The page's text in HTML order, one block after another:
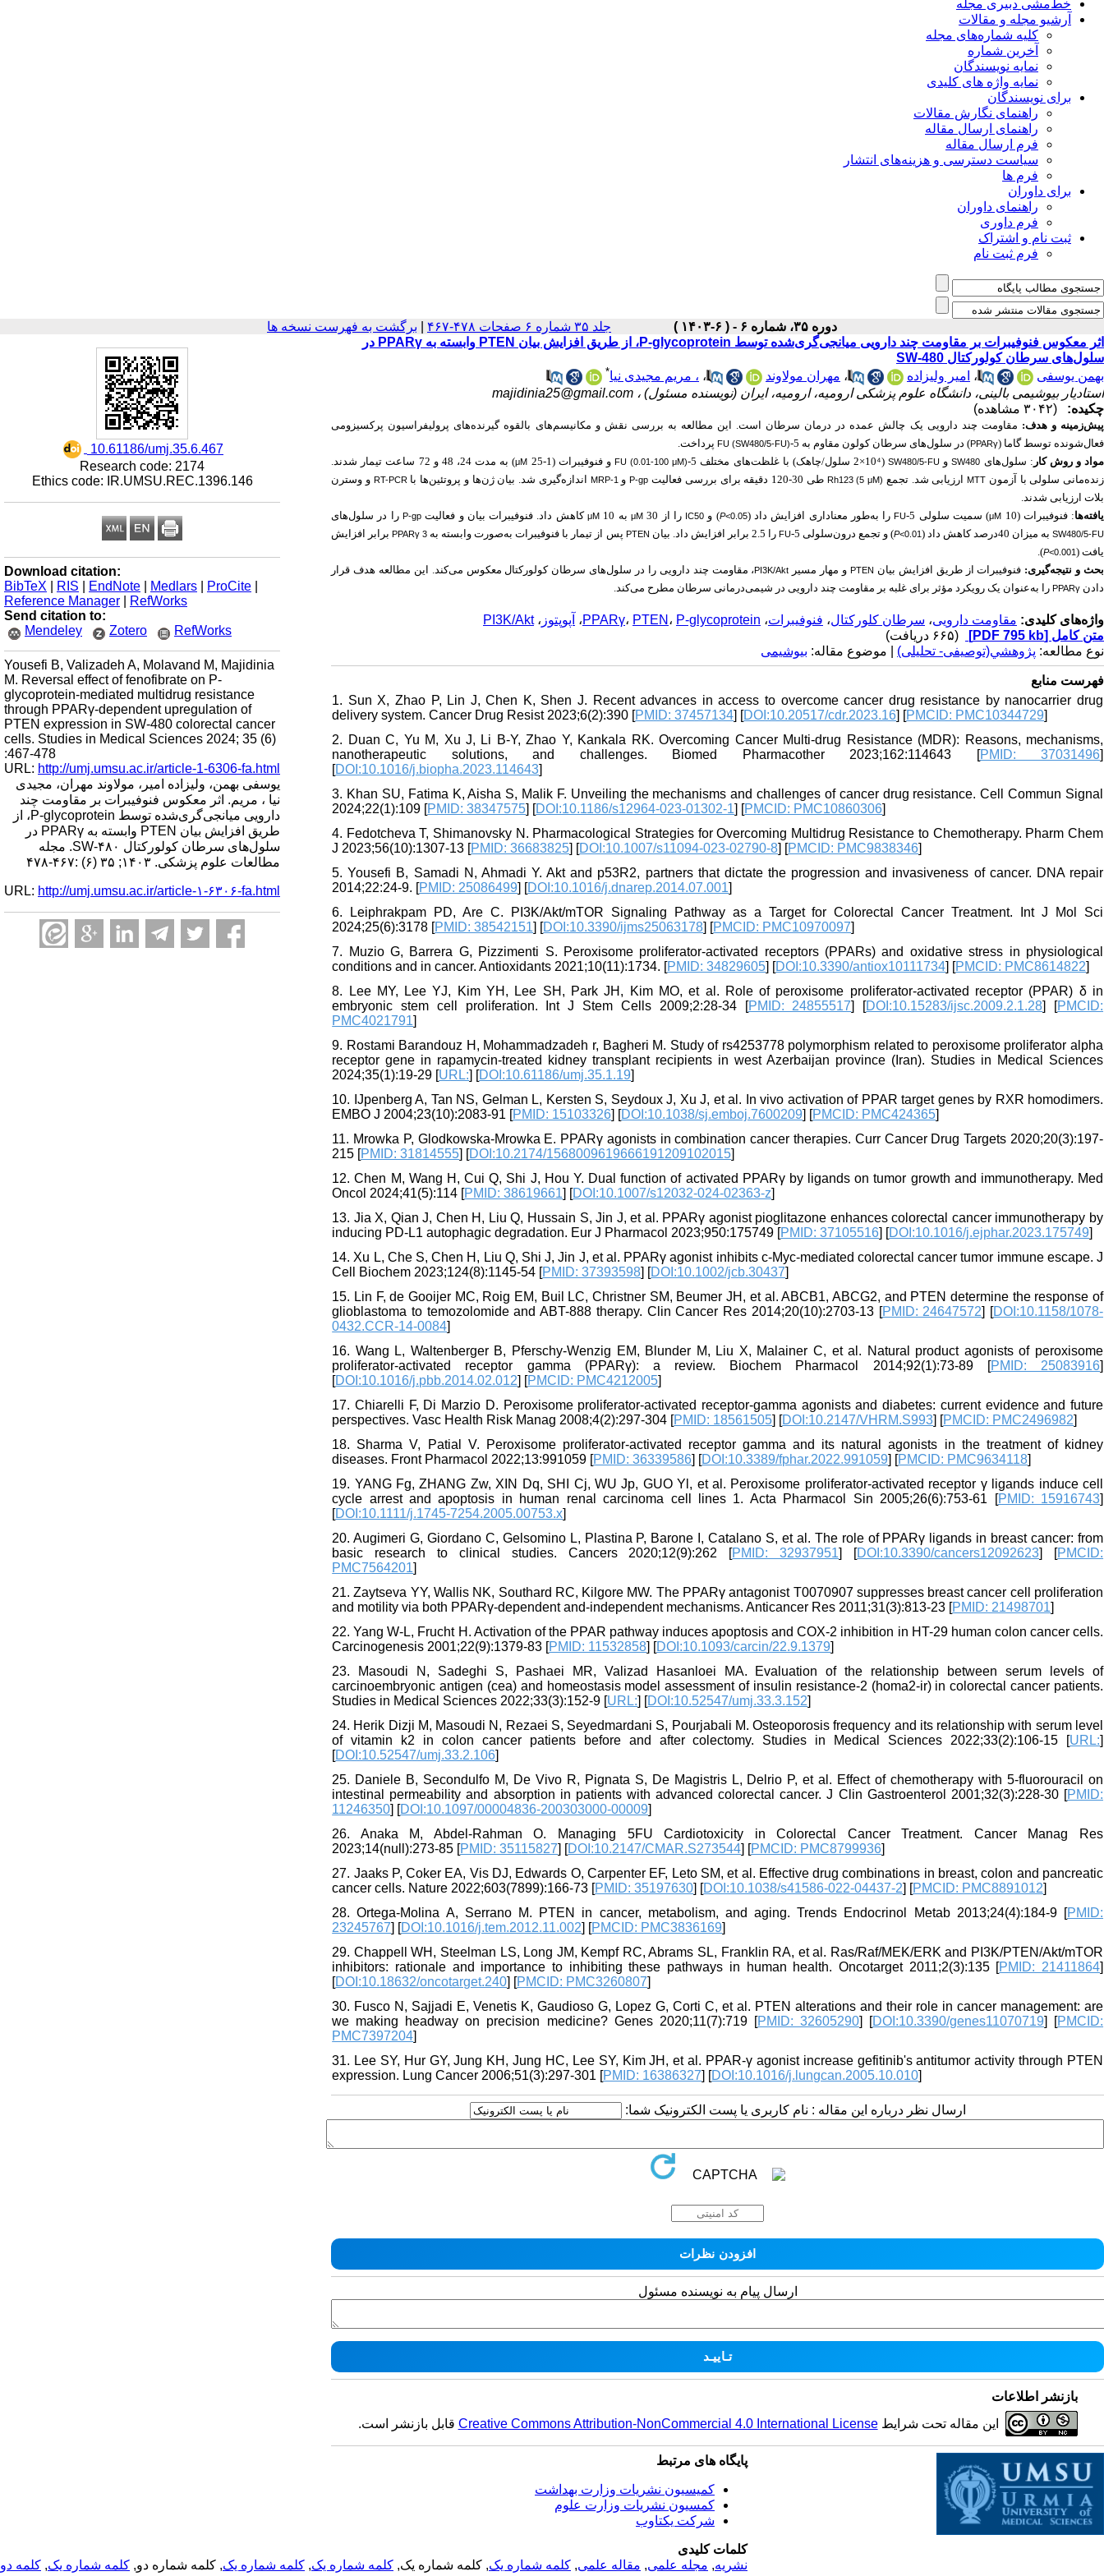
خط‌مشی دبیری مجله
آرشیو مجله و مقالات
کلیه شماره‌های مجله
آخرین شماره
نمایه نویسندگان
نمایه واژه های کلیدی
برای نویسندگان
راهنمای نگارش مقالات
راهنمای ارسال مقاله
فرم ارسال مقاله
سیاست دسترسی و هزینه‌های انتشار
فرم ها
برای داوران
راهنمای داوران
فرم داوری
ثبت نام و اشتراک
فرم ثبت نام
دوره ۳۵، شماره ۶ - ( ۶-۱۴۰۳ ) جلد ۳۵ شماره ۶ صفحات ۴۷۸-۴۶۷ برگشت به فهرست نسخه ها
‎ 10.61186/umj.35.6.467
Research code: 2174
Ethics code: IR.UMSU.REC.1396.146
Download citation:
BibTeX
RIS EndNote Medlars ProCite
Reference Manager
RefWorks
Send citation to:
Mendeley
Zotero RefWorks
Yousefi B, Valizadeh A, Molavand M, Majidinia
M. Reversal effect of fenofibrate on P-
glycoprotein-mediated multidrug resistance
through PPARγ-dependent upregulation of
PTEN expression in SW-480 colorectal cancer
cells. Studies in Medical Sciences 2024; 35 (6)
:467-478
URL: http://umj.umsu.ac.ir/article-1-6306-fa.html
یوسفی بهمن، ولیزاده امیر، مولاوند مهران، مجیدی
نیا ، مریم. اثر معکوس فنوفیبرات بر مقاومت چند
دارویی میانجی‌گری‌شده توسط P-glycoprotein، از
طریق افزایش بیان PTEN وابسته به PPARγ در
سلول‌های سرطان کولورکتال SW-۴۸۰. مجله
مطالعات علوم پزشکی. ۱۴۰۳; ۳۵ (۶) :۴۶۷-۴۷۸
URL: http://umj.umsu.ac.ir/article-۱-۶۳۰۶-fa.html
اثر معکوس فنوفیبرات بر مقاومت چند دارویی میانجی‌گری‌شده توسط P-glycoprotein، از طریق افزایش بیان PTEN وابسته به PPARγ در
سلول‌های سرطان کولورکتال SW-480
بهمن یوسفی
، امیر ولیزاده ، مهران مولاوند ، ، مریم مجیدی نیا*
استادیار بیوشیمی بالینی، دانشگاه علوم پزشکی ارومیه، ارومیه، ایران (نویسنده مسئول) ، majidinia25@gmail.com
چکیده:
(۳۰۴۲ مشاهده)
پیش‌زمینه و هدف: مقاومت چند دارویی یک چالش عمده در درمان سرطان است. این مطالعه به بررسی نقش و مکانیسم‌های بالقوه گیرنده‌های پرولیفراسیون پرکسیزومی
فعال‌شونده توسط گاما (PPARγ) در سلول‌های سرطان کولون مقاوم به 5- FU (SW480/5-FU) پرداخت.
مواد و روش‌ کار : سلول‌های SW480و SW480/5-FU
(2×10
⁴ سلول/چاهک) با غلظت‌های مختلف 5- FU (0.01-100 μM)و فنوفیبرات (1-25 μM
) به مدت 24، 48 و 72 ساعت تیمار شدند.
زنده‌مانی سلولی با آزمون MTTارزیابی شد. تجمع Rh123 (5 μM) طی 30-120 دقیقه برای بررسی فعالیت P-gpوMRP-1 اندازه‌گیری شد. بیان ژن‌ها و پروتئین‌ها باRT-PCR و وسترن
بلات ارزیابی شدند.
یافته‌ها:فنوفیبرات (10 μM) سمیت سلولی 5- FUرا به‌طور معناداری افزایش داد ( P<0.05 ) و IC50 را از 30 μM به 10 μMکاهش داد. فنوفیبرات بیان و فعالیت P-gpرا در سلول‌های
SW480/5-FUبه میزان 40درصد کاهش داد ( P<0.01 ) و تجمع درون‌سلولی 5- FU را 2.5 برابر افزایش داد. بیان PTEN پس از تیمار با فنوفیبرات به‌صورت وابسته به PPARγ 3برابر افزایش
یافت (
P<0.001
).
بحث و نتیجه‌گیری: فنوفیبرات از طریق افزایش بیان PTEN و مهار مسیر PI3K/Akt، مقاومت چند دارویی را در سلول‌های سرطان کولورکتال معکوس می‌کند. این مطالعه هدف قرار
دادن PPARγ را به‌عنوان یک رویکرد مؤثر برای غلبه بر مقاومت چند دارویی در شیمی‌درمانی سرطان مطرح می‌کند.
واژه‌های کلیدی: مقاومت دارویی، سرطان کلورکتال، فنوفیبرات، PPARγ، PTEN ، P-glycoprotein ، آپوپتوز ،PI3K/Akt
متن کامل [PDF 795 kb]
(۶۶۵ دریافت)
نوع مطالعه: پژوهشي(توصیفی- تحلیلی) | موضوع مقاله: بیوشیمی
فهرست منابع
1. Sun X, Zhao P, Lin J, Chen K, Shen J. Recent advances in access to overcome cancer drug resistance by nanocarrier drug
delivery system. Cancer Drug Resist 2023;6(2):390 [PMID: 37457134] [DOI:10.20517/cdr.2023.16] [PMCID: PMC10344729]
2. Duan C, Yu M, Xu J, Li B-Y, Zhao Y, Kankala RK. Overcoming Cancer Multi-drug Resistance (MDR): Reasons, mechanisms,
nanotherapeutic solutions, and challenges. Biomed Pharmacother 2023;162:114643 [PMID: 37031496]
[DOI:10.1016/j.biopha.2023.114643]
3. Khan SU, Fatima K, Aisha S, Malik F. Unveiling the mechanisms and challenges of cancer drug resistance. Cell Commun Signal
2024;22(1):109 [PMID: 38347575] [DOI:10.1186/s12964-023-01302-1] [PMCID: PMC10860306]
4. Fedotcheva T, Shimanovsky N. Pharmacological Strategies for Overcoming Multidrug Resistance to Chemotherapy. Pharm Chem
J 2023;56(10):1307-13 [PMID: 36683825] [DOI:10.1007/s11094-023-02790-8] [PMCID: PMC9838346]
5. Yousefi B, Samadi N, Ahmadi Y. Akt and p53R2, partners that dictate the progression and invasiveness of cancer. DNA repair
2014;22:24-9. [PMID: 25086499] [DOI:10.1016/j.dnarep.2014.07.001]
6. Leiphrakpam PD, Are C. PI3K/Akt/mTOR Signaling Pathway as a Target for Colorectal Cancer Treatment. Int J Mol Sci
2024;25(6):3178 [PMID: 38542151] [DOI:10.3390/ijms25063178] [PMCID: PMC10970097]
7. Muzio G, Barrera G, Pizzimenti S. Peroxisome proliferator-activated receptors (PPARs) and oxidative stress in physiological
conditions and in cancer. Antioxidants 2021;10(11):1734. [PMID: 34829605] [DOI:10.3390/antiox10111734] [PMCID: PMC8614822]
8. Lee MY, Lee YJ, Kim YH, Lee SH, Park JH, Kim MO, et al. Role of peroxisome proliferator-activated receptor (PPAR) δ in
embryonic stem cell proliferation. Int J Stem Cells 2009;2:28-34 [PMID: 24855517] [DOI:10.15283/ijsc.2009.2.1.28] [PMCID:
PMC4021791]
9. Rostami Barandouz H, Mohammadzadeh r, Bagheri M. Study of rs4253778 polymorphism related to peroxisome proliferator alpha
receptor gene in rapamycin-treated kidney transplant recipients in west Azerbaijan province (Iran). Studies in Medical Sciences
2024;35(1):19-29 [URL:] [DOI:10.61186/umj.35.1.19]
10. IJpenberg A, Tan NS, Gelman L, Kersten S, Seydoux J, Xu J, et al. In vivo activation of PPAR target genes by RXR homodimers.
EMBO J 2004;23(10):2083-91 [PMID: 15103326] [DOI:10.1038/sj.emboj.7600209] [PMCID: PMC424365]
11. Mrowka P, Glodkowska-Mrowka E. PPARγ agonists in combination cancer therapies. Curr Cancer Drug Targets 2020;20(3):197-
215 [PMID: 31814555] [DOI:10.2174/1568009619666191209102015]
12. Chen M, Wang H, Cui Q, Shi J, Hou Y. Dual function of activated PPARγ by ligands on tumor growth and immunotherapy. Med
Oncol 2024;41(5):114 [PMID: 38619661] [DOI:10.1007/s12032-024-02363-z]
13. Jia X, Qian J, Chen H, Liu Q, Hussain S, Jin J, et al. PPARγ agonist pioglitazone enhances colorectal cancer immunotherapy by
inducing PD-L1 autophagic degradation. Eur J Pharmacol 2023;950:175749 [PMID: 37105516] [DOI:10.1016/j.ejphar.2023.175749]
14. Xu L, Che S, Chen H, Liu Q, Shi J, Jin J, et al. PPARγ agonist inhibits c-Myc-mediated colorectal cancer tumor immune escape. J
Cell Biochem 2023;124(8):1145-54 [PMID: 37393598] [DOI:10.1002/jcb.30437]
15. Lin F, de Gooijer MC, Roig EM, Buil LC, Christner SM, Beumer JH, et al. ABCB1, ABCG2, and PTEN determine the response of
glioblastoma to temozolomide and ABT-888 therapy. Clin Cancer Res 2014;20(10):2703-13 [PMID: 24647572] [DOI:10.1158/1078-
0432.CCR-14-0084]
16. Wang L, Waltenberger B, Pferschy-Wenzig EM, Blunder M, Liu X, Malainer C, et al. Natural product agonists of peroxisome
proliferator-activated receptor gamma (PPARγ): a review. Biochem Pharmacol 2014;92(1):73-89 [PMID: 25083916]
[DOI:10.1016/j.pbb.2014.02.012] [PMCID: PMC4212005]
17. Chiarelli F, Di Marzio D. Peroxisome proliferator-activated receptor-gamma agonists and diabetes: current evidence and future
perspectives. Vasc Health Risk Manag 2008;4(2):297-304 [PMID: 18561505] [DOI:10.2147/VHRM.S993] [PMCID: PMC2496982]
18. Sharma V, Patial V. Peroxisome proliferator-activated receptor gamma and its natural agonists in the treatment of kidney
diseases. Front Pharmacol 2022;13:991059 [PMID: 36339586] [DOI:10.3389/fphar.2022.991059] [PMCID: PMC9634118]
19. YANG Fg, ZHANG Zw, XIN Dq, SHI Cj, WU Jp, GUO Yl, et al. Peroxisome proliferator‐activated receptor γ ligands induce cell
cycle arrest and apoptosis in human renal carcinoma cell lines 1. Acta Pharmacol Sin 2005;26(6):753-61 [PMID: 15916743]
[DOI:10.1111/j.1745-7254.2005.00753.x]
20. Augimeri G, Giordano C, Gelsomino L, Plastina P, Barone I, Catalano S, et al. The role of PPARγ ligands in breast cancer: from
basic research to clinical studies. Cancers 2020;12(9):262 [PMID: 32937951] [DOI:10.3390/cancers12092623] [PMCID:
PMC7564201]
21. Zaytseva YY, Wallis NK, Southard RC, Kilgore MW. The PPARγ antagonist T0070907 suppresses breast cancer cell proliferation
and motility via both PPARγ-dependent and-independent mechanisms. Anticancer Res 2011;31(3):813-23 [PMID: 21498701]
22. Yang W-L, Frucht H. Activation of the PPAR pathway induces apoptosis and COX-2 inhibition in HT-29 human colon cancer cells.
Carcinogenesis 2001;22(9):1379-83 [PMID: 11532858] [DOI:10.1093/carcin/22.9.1379]
23. Masoudi N, Sadeghi S, Pashaei MR, Valizad Hasanloei MA. Evaluation of the relationship between serum levels of
carcinoembryonic antigen (cea) and homeostasis model assessment of insulin resistance-2 (homa2-ir) in colorectal cancer patients.
Studies in Medical Sciences 2022;33(3):152-9 [URL:] [DOI:10.52547/umj.33.3.152]
24. Herik Dizji M, Masoudi N, Rezaei S, Seyedmardani S, Pourjabali M. Osteoporosis frequency and its relationship with serum level
of vitamin k2 in colon cancer patients before and after colectomy. Studies in Medical Sciences 2022;33(2):106-15 [URL:]
[DOI:10.52547/umj.33.2.106]
25. Daniele B, Secondulfo M, De Vivo R, Pignata S, De Magistris L, Delrio P, et al. Effect of chemotherapy with 5-fluorouracil on
intestinal permeability and absorption in patients with advanced colorectal cancer. J Clin Gastroenterol 2001;32(3):228-30 [PMID:
11246350] [DOI:10.1097/00004836-200303000-00009]
26. Anaka M, Abdel-Rahman O. Managing 5FU Cardiotoxicity in Colorectal Cancer Treatment. Cancer Manag Res
2023;14(null):273-85 [PMID: 35115827] [DOI:10.2147/CMAR.S273544] [PMCID: PMC8799936]
27. Jaaks P, Coker EA, Vis DJ, Edwards O, Carpenter EF, Leto SM, et al. Effective drug combinations in breast, colon and pancreatic
cancer cells. Nature 2022;603(7899):166-73 [PMID: 35197630] [DOI:10.1038/s41586-022-04437-2] [PMCID: PMC8891012]
28. Ortega-Molina A, Serrano M. PTEN in cancer, metabolism, and aging. Trends Endocrinol Metab 2013;24(4):184-9 [PMID:
23245767] [DOI:10.1016/j.tem.2012.11.002] [PMCID: PMC3836169]
29. Chappell WH, Steelman LS, Long JM, Kempf RC, Abrams SL, Franklin RA, et al. Ras/Raf/MEK/ERK and PI3K/PTEN/Akt/mTOR
inhibitors: rationale and importance to inhibiting these pathways in human health. Oncotarget 2011;2(3):135 [PMID: 21411864]
[DOI:10.18632/oncotarget.240] [PMCID: PMC3260807]
30. Fusco N, Sajjadi E, Venetis K, Gaudioso G, Lopez G, Corti C, et al. PTEN alterations and their role in cancer management: are
we making headway on precision medicine? Genes 2020;11(7):719 [PMID: 32605290] [DOI:10.3390/genes11070719] [PMCID:
PMC7397204]
31. Lee SY, Hur GY, Jung KH, Jung HC, Lee SY, Kim JH, et al. PPAR-γ agonist increase gefitinib's antitumor activity through PTEN
expression. Lung Cancer 2006;51(3):297-301 [PMID: 16386327] [DOI:10.1016/j.lungcan.2005.10.010]
ارسال نظر درباره این مقاله : نام کاربری یا پست الکترونیک شما:
ارسال پیام به نویسنده مسئول
بازنشر اطلاعات
این مقاله تحت شرایطCreative Commons Attribution-NonCommercial 4.0 International License قابل بازنشر است.
پایگاه های مرتبط
کمیسیون نشریات وزارت بهداشت
کمسیون نشریات وزارت علوم
شرکت یکتاوب
کلمات کلیدی
نشریه, مجله علمی, مقاله علمی, کلمه شماره یک, کلمه شماره یک, کلمه شماره یک, کلمه شماره یک, کلمه شماره دو, کلمه شماره یک, کلمه دو